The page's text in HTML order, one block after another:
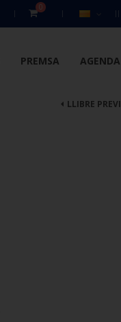
0
PREMSA AGENDA
LLIBRE PREVI